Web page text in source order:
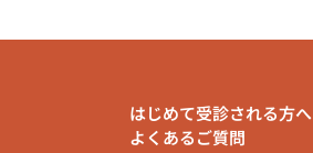
はじめて受診される方へ
よくあるご質問